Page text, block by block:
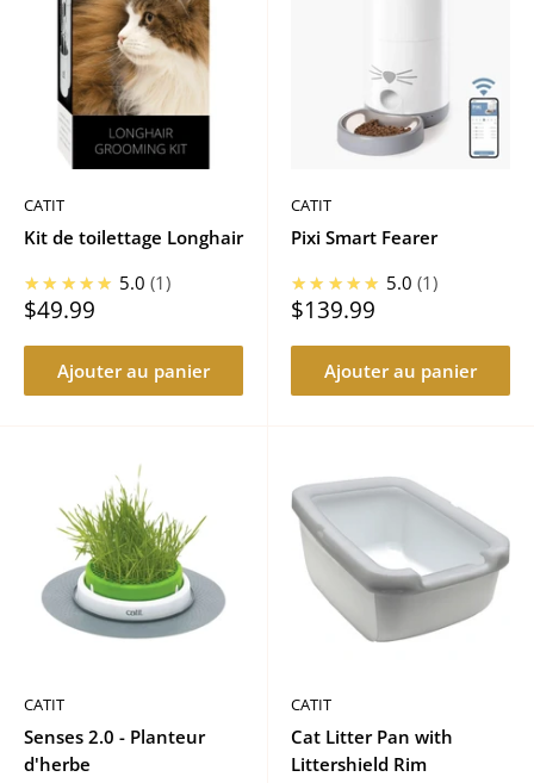
CATIT
Kit de toilettage Longhair
★★★★★ 5.0 1
Prix
$49.99
Ajouter au panier
CATIT
Pixi Smart Fearer
★★★★★ 5.0 1
Prix
$139.99
Ajouter au panier
CATIT
Senses 2.0 - Planteur
d'herbe
CATIT
Cat Litter Pan with
Littershield Rim